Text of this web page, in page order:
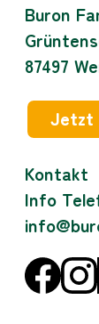
Buron
87497
Jetzt
Kontakt
Info